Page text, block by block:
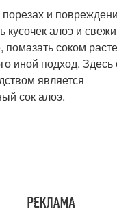
и
кусочек алоэ и
помазать соком
иной подход.
является
сок алоэ.